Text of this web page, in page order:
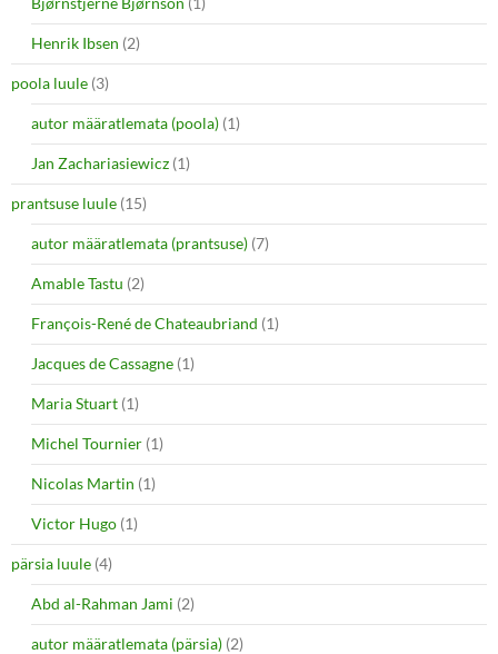
Henrik Ibsen (2)
poola luule (3)
autor määratlemata (poola) (1)
Jan Zachariasiewicz (1)
prantsuse luule (15)
autor määratlemata (prantsuse) (7)
Amable Tastu (2)
François-René de Chateaubriand (1)
Jacques de Cassagne (1)
Maria Stuart (1)
Michel Tournier (1)
Nicolas Martin (1)
Victor Hugo (1)
pärsia luule (4)
Abd al-Rahman Jami (2)
autor määratlemata (pärsia) (2)